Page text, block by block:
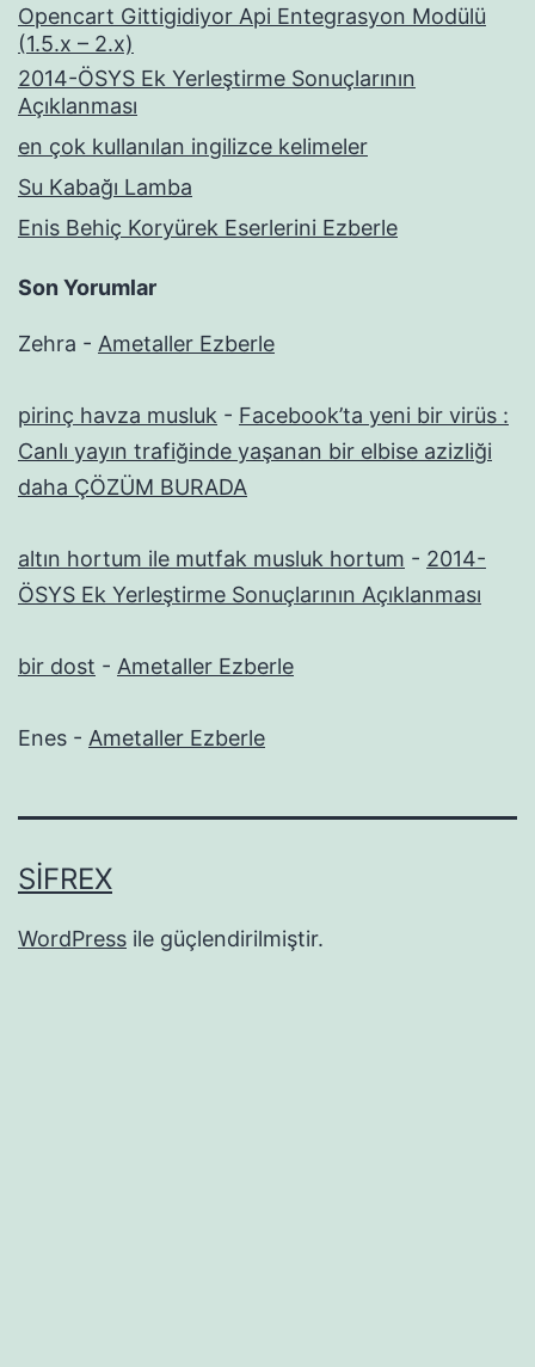
Opencart Gittigidiyor Api Entegrasyon Modülü
(1.5.x – 2.x)
2014-ÖSYS Ek Yerleştirme Sonuçlarının
Açıklanması
en çok kullanılan ingilizce kelimeler
Su Kabağı Lamba
Enis Behiç Koryürek Eserlerini Ezberle
Son Yorumlar
Zehra - Ametaller Ezberle
pirinç havza musluk - Facebook’ta yeni bir virüs :
Canlı yayın trafiğinde yaşanan bir elbise azizliği
daha ÇÖZÜM BURADA
altın hortum ile mutfak musluk hortum - 2014-
ÖSYS Ek Yerleştirme Sonuçlarının Açıklanması
bir dost - Ametaller Ezberle
Enes - Ametaller Ezberle
SIFREX
WordPress ile güçlendirilmiştir.